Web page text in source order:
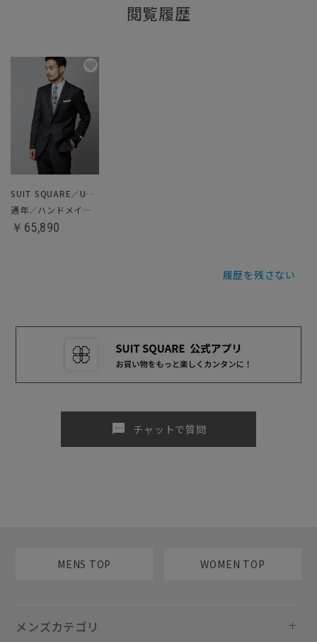
閲覧履歴
SUIT SQUARE／UNIVERSAL LANGUAGE
通年／ハンドメイドスーツ
￥65,890
履歴を残さない
sms チャットで質問
MENS TOP WOMEN TOP
メンズカテゴリ